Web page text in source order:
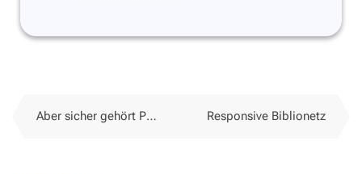
Aber sicher gehört Programmieren in die Grundschule! Responsive Biblionetz